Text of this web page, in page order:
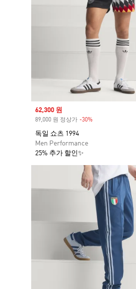
Sale price
62,300 원
89,000 원 정상가 -30%
독일 쇼츠 1994
Men Performance
25% 추가 할인✨